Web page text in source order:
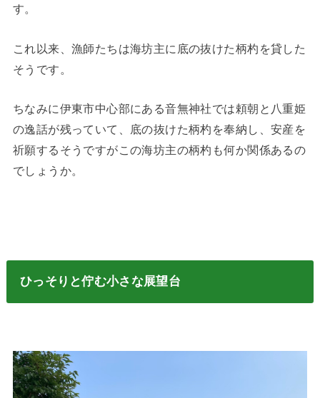
す。
これ以来、漁師たちは海坊主に底の抜けた柄杓を貸した
そうです。
ちなみに伊東市中心部にある音無神社では頼朝と八重姫
の逸話が残っていて、底の抜けた柄杓を奉納し、安産を
祈願するそうですがこの海坊主の柄杓も何か関係あるの
でしょうか。
ひっそりと佇む小さな展望台